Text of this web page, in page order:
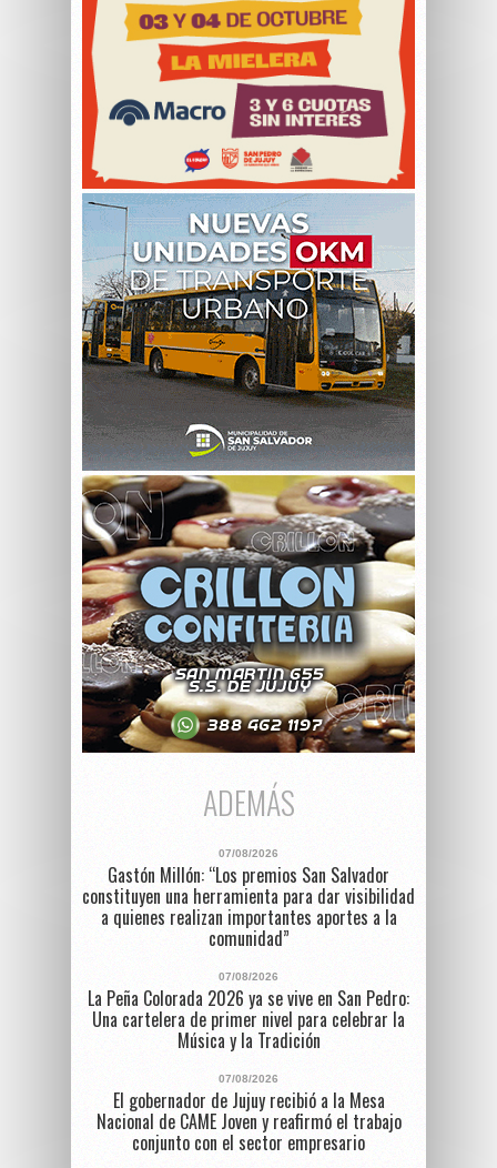
ADEMÁS
07/08/2026
Gastón Millón: “Los premios San Salvador
constituyen una herramienta para dar visibilidad
a quienes realizan importantes aportes a la
comunidad”
07/08/2026
La Peña Colorada 2026 ya se vive en San Pedro:
Una cartelera de primer nivel para celebrar la
Música y la Tradición
07/08/2026
El gobernador de Jujuy recibió a la Mesa
Nacional de CAME Joven y reafirmó el trabajo
conjunto con el sector empresario